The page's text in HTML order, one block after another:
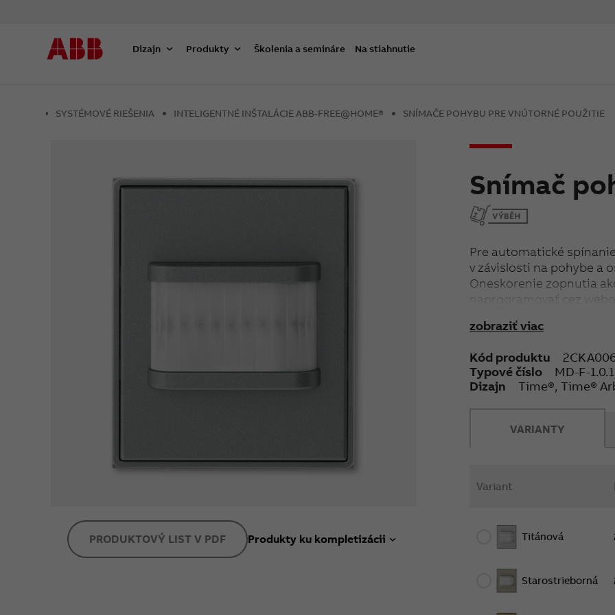
Dizajn Produkty Školenia a semináre Na stiahnutie
SYSTÉMOVÉ RIEŠENIA INTELIGENTNÉ INŠTALÁCIE ABB-FREE@HOME® SNÍMAČE POHYBU PRE VNÚTORNÉ POUŽITIE
Snímač
Pre automatické
v závislosti na pohybe a
Oneskorenie zopnutia
naprogramovať cez
svorkovnice.
Dosah: čelne 6 m, bočne
Detekčný uhol: 180°
Nastavenie intenzity
Stupeň krytia: IP 20
Montážna poloha: zvislá
zobraziť viac
Kód produktu
Typové číslo
MD-F-
Dizajn
Time®, Time®
PRODUKTOVÝ LIST V PDF Produkty ku kompletizácii
VARIANTY
Variant
Titánová
Starostrieborná